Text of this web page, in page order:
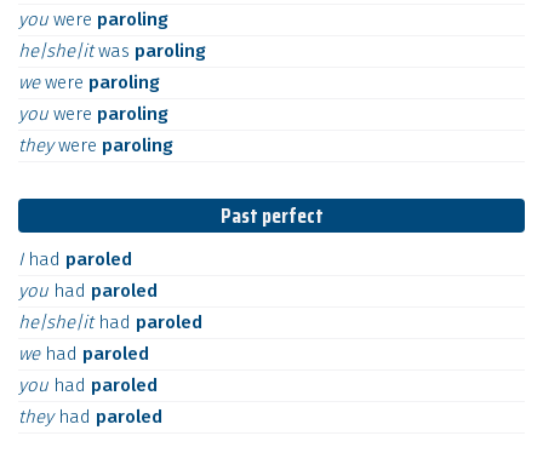
you were paroling
he|she|itwas paroling
wewere paroling
you were paroling
theywere paroling
Past perfect
I had paroled
you had paroled
he|she|it had paroled
we had paroled
you had paroled
they had paroled